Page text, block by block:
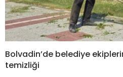
Bolvadin’de belediye
temizliği